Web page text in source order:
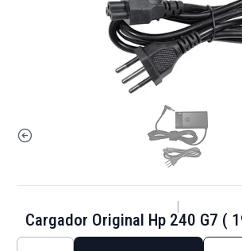
Cargador Original Hp 240 G7 (